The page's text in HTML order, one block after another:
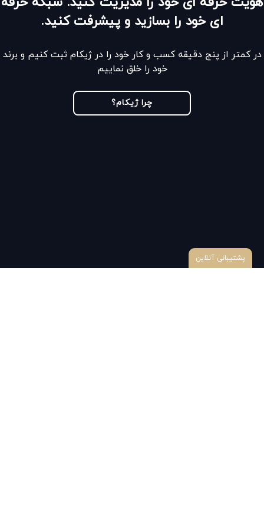
ای خود را بسازید و پیشرفت کنید.
در کمتر از پنج دقیقه کسب و کار خود را در ژیکام ثبت کنیم و برند
خود را خلق نماییم
چرا ژیکام؟
پشتیبانی آنلاین